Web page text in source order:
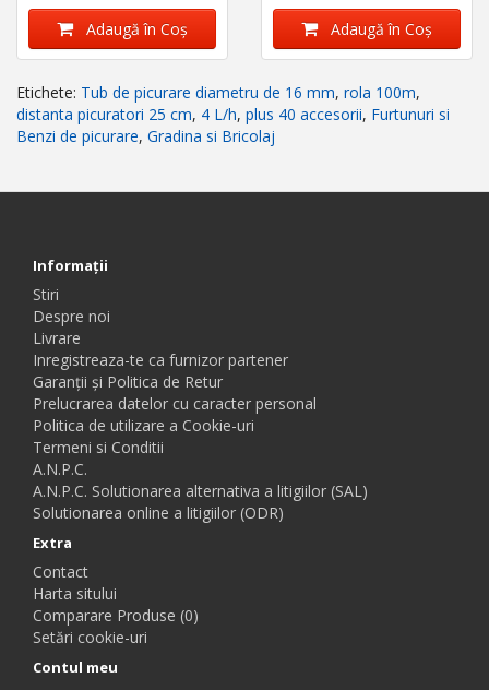
Adaugă în Coş Adaugă în Coş
Etichete: Tub de picurare diametru de 16 mm, rola 100m,
distanta picuratori 25 cm, 4 L/h, plus 40 accesorii, Furtunuri si
Benzi de picurare, Gradina si Bricolaj
Informaţii
Stiri
Despre noi
Livrare
Inregistreaza-te ca furnizor partener
Garanții și Politica de Retur
Prelucrarea datelor cu caracter personal
Politica de utilizare a Cookie-uri
Termeni si Conditii
A.N.P.C.
A.N.P.C. Solutionarea alternativa a litigiilor (SAL)
Solutionarea online a litigiilor (ODR)
Extra
Contact
Harta sitului
Comparare Produse (0)
Setări cookie-uri
Contul meu